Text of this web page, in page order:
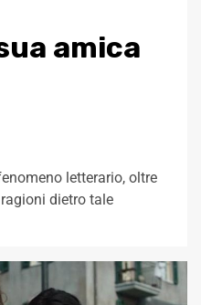
amica
letterario, oltre
dietro tale